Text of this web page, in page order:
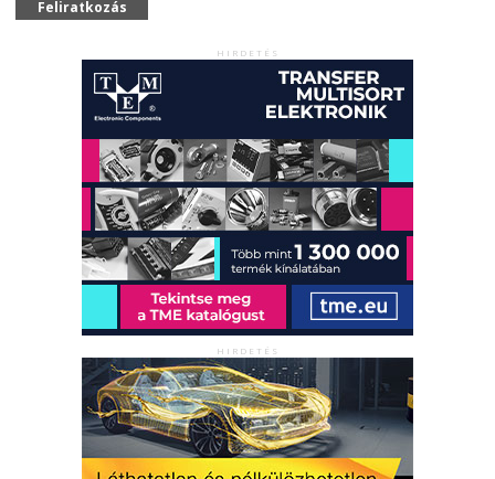
Feliratkozás
HIRDETÉS
HIRDETÉS